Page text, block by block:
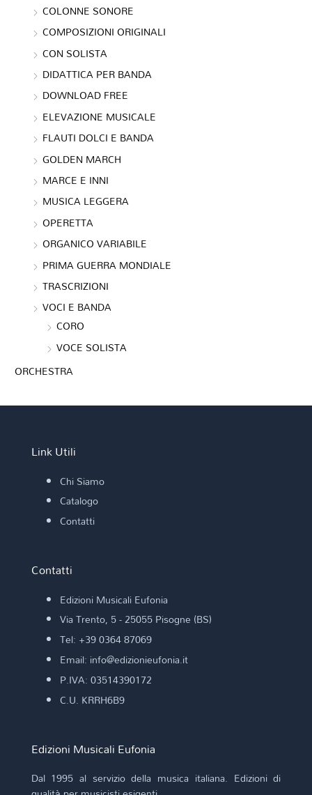
COLONNE SONORE
COMPOSIZIONI ORIGINALI
CON SOLISTA
DIDATTICA PER BANDA
DOWNLOAD FREE
ELEVAZIONE MUSICALE
FLAUTI DOLCI E BANDA
GOLDEN MARCH
MARCE E INNI
MUSICA LEGGERA
OPERETTA
ORGANICO VARIABILE
PRIMA GUERRA MONDIALE
TRASCRIZIONI
VOCI E BANDA
CORO
VOCE SOLISTA
ORCHESTRA
Link Utili
Chi Siamo
Catalogo
Contatti
Contatti
Edizioni Musicali Eufonia
Via Trento, 5 - 25055 Pisogne (BS)
Tel: +39 0364 87069
Email: info@edizionieufonia.it
P.IVA: 03514390172
C.U. KRRH6B9
Edizioni Musicali Eufonia
Dal 1995 al servizio della musica italiana. Edizioni di